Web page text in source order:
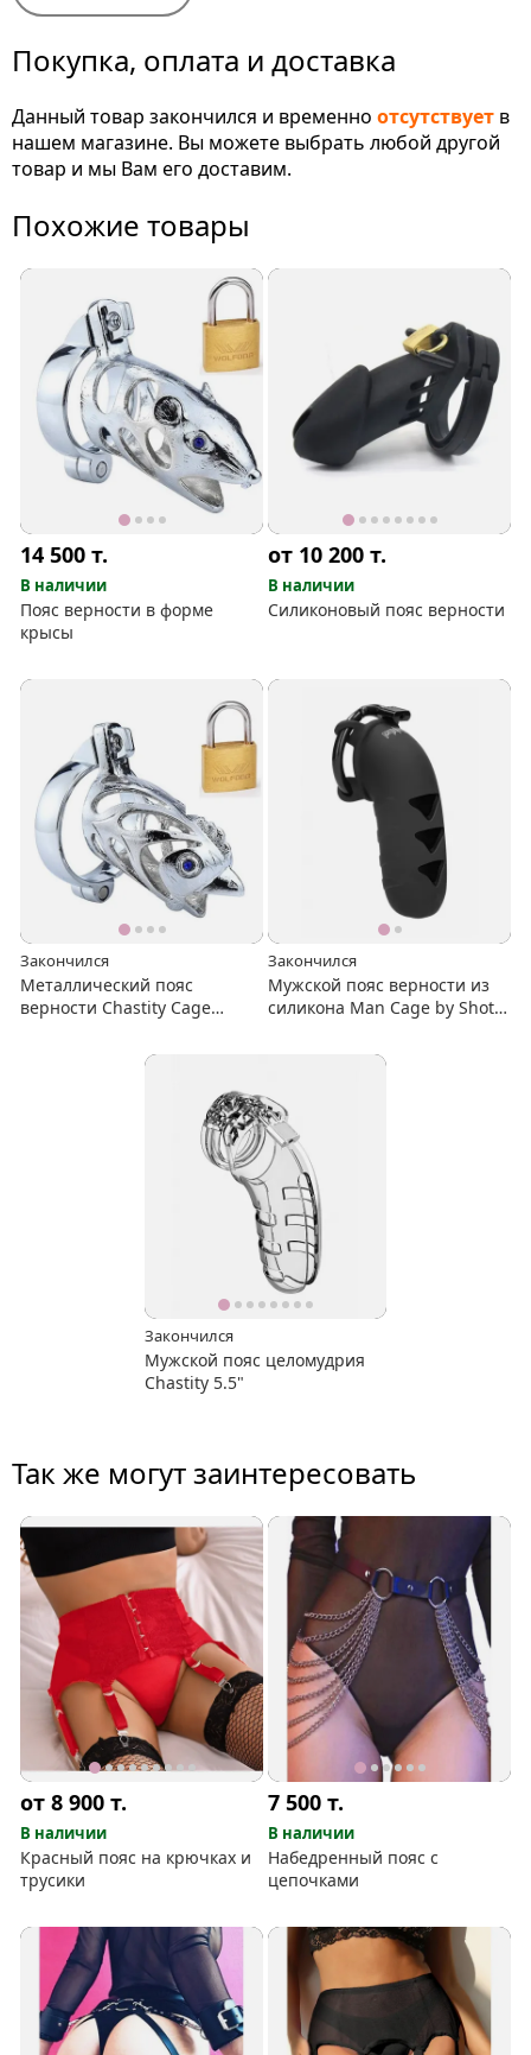
Покупка, оплата и доставка
Данный товар закончился и временно отсутствует в
нашем магазине. Вы можете выбрать любой другой
товар и мы Вам его доставим.
Похожие товары
14 500т.
В наличии
Пояс верности в форме
крысы
от 10 200т.
В наличии
Силиконовый пояс верности
Закончился
Металлический пояс
верности Chastity Cage
Закончился
Мужской пояс верности из
силикона Man Cage by Shots
Закончился
Мужской пояс целомудрия
Chastity 5.5"
Так же могут заинтересовать
от 8 900т.
В наличии
Красный пояс на крючках и
трусики
7 500т.
В наличии
Набедренный пояс с
цепочками